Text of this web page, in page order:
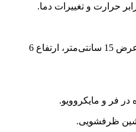
حرارت و تغییرات دما.
طول 21 سانتی‌متر، عرض 15 سانتی‌متر، ارتفاع 6
در فر و مایکروویو.
ظرفشویی.